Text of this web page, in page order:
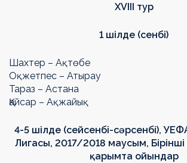
ХVIII тур
1 шілде (сенбі)
Шахтер – Ақтөбе
Оқжетпес – Атырау
Тараз – Астана
Қайсар – Ақжайық
4-5 шілде (сейсенбі-сәрсенбі),
Лигасы, 2017/2018 маусым, Бірінші
қарымта ойындар